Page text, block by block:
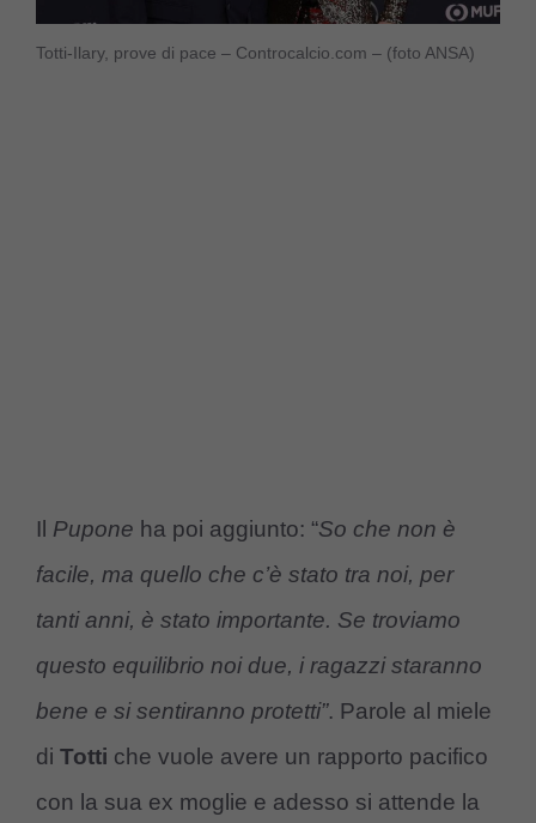
Totti-Ilary, prove di pace – Controcalcio.com – (foto ANSA)
Il Pupone ha poi aggiunto: “So che non è
facile, ma quello che c’è stato tra noi, per
tanti anni, è stato importante. Se troviamo
questo equilibrio noi due, i ragazzi staranno
bene e si sentiranno protetti”. Parole al miele
di Totti che vuole avere un rapporto pacifico
con la sua ex moglie e adesso si attende la